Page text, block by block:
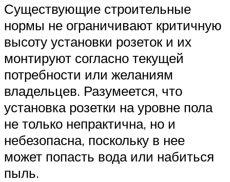
Существующие строительные
нормы не ограничивают критичную
высоту установки розеток и их
монтируют согласно текущей
потребности или желаниям
владельцев. Разумеется, что
установка розетки на уровне пола
не только непрактична, но и
небезопасна, поскольку в нее
может попасть вода или набиться
пыль.